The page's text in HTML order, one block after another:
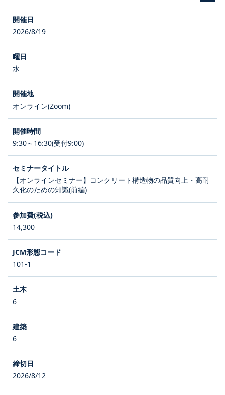
2026/8/19
水
オンライン(Zoom)
9:30～16:30(受付9:00)
【オンラインセミナー】コンクリート構造物の品質向上・高耐
久化のための知識(前編)
14,300
101-1
6
6
2026/8/12